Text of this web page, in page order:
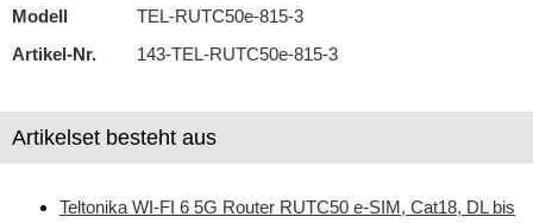
Navigationssysteme
Rückfahrsysteme
Verstärker
Modell
TEL-RUTC50e-815-3
Artikel-Nr.
143-TEL-RUTC50e-815-3
Artikelset besteht aus
Teltonika WI-FI 6 5G Router RUTC50 e-SIM, Cat18, DL bis